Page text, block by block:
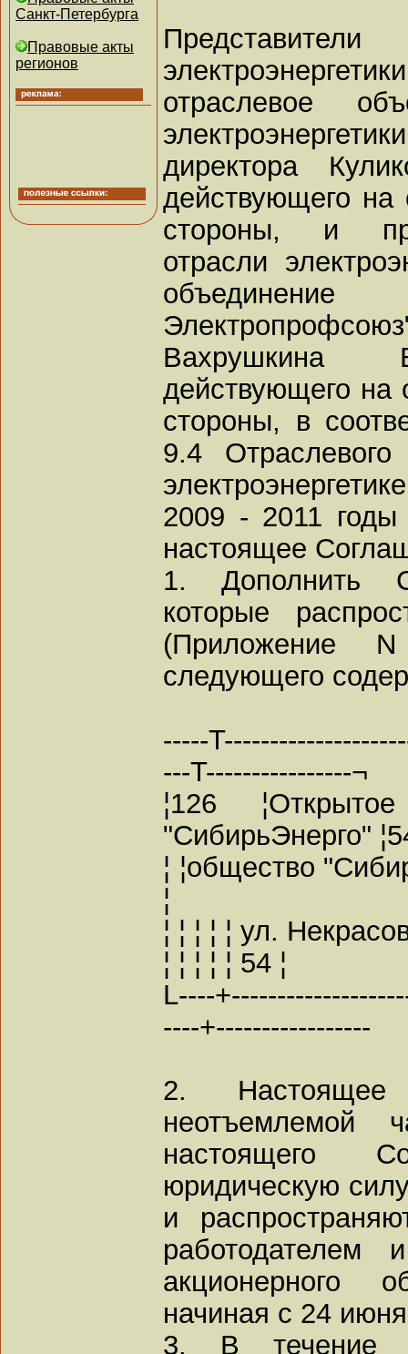
Санкт-Петербурга
Правовые акты
регионов
Представители
отраслевое
директора
действующего на
стороны, и
отрасли
Вахрушкина
действующего на
стороны, в
9.4
2009 - 2011
настоящее
1. Дополнить
которые
следующего
-----
---T----------------¬
¦126
"СибирьЭнерго"
¦ ¦общество
¦
¦ ¦ ¦ ¦ ¦ ул.
¦ ¦ ¦ ¦ ¦ 54 ¦
L----
----+-----------------
2. Настоящее
неотъемлемой
настоящего
юридическую
и
работодателем
акционерного
начиная с 24
3. В течение